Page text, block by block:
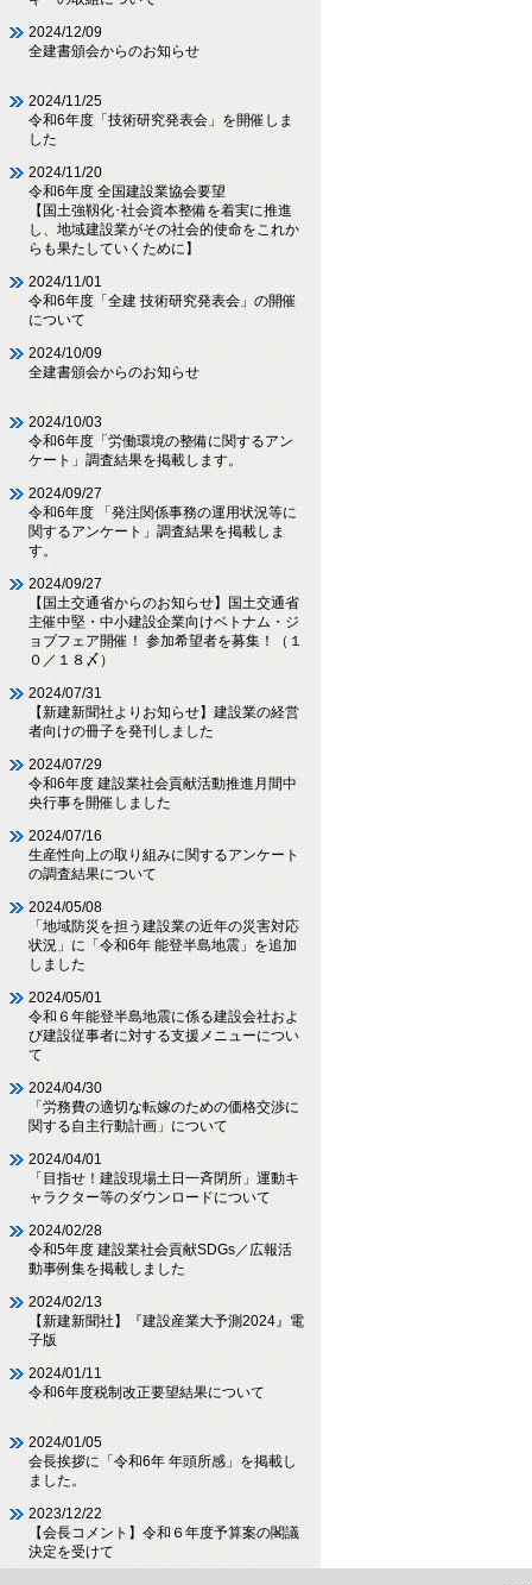
2024/12/09
全建書頒会からのお知らせ
2024/11/25
令和6年度「技術研究発表会」を開催しま
した
2024/11/20
令和6年度 全国建設業協会要望
【国土強靱化･社会資本整備を着実に推進
し、地域建設業がその社会的使命をこれか
らも果たしていくために】
2024/11/01
令和6年度「全建 技術研究発表会」の開催
について
2024/10/09
全建書頒会からのお知らせ
2024/10/03
令和6年度「労働環境の整備に関するアン
ケート」調査結果を掲載します。
2024/09/27
令和6年度 「発注関係事務の運用状況等に
関するアンケート」調査結果を掲載しま
す。
2024/09/27
【国土交通省からのお知らせ】国土交通省
主催中堅・中小建設企業向けベトナム・ジ
ョブフェア開催！ 参加希望者を募集！（１
０／１８〆）
2024/07/31
【新建新聞社よりお知らせ】建設業の経営
者向けの冊子を発刊しました
2024/07/29
令和6年度 建設業社会貢献活動推進月間中
央行事を開催しました
2024/07/16
生産性向上の取り組みに関するアンケート
の調査結果について
2024/05/08
「地域防災を担う建設業の近年の災害対応
状況」に「令和6年 能登半島地震」を追加
しました
2024/05/01
令和６年能登半島地震に係る建設会社およ
び建設従事者に対する支援メニューについ
て
2024/04/30
「労務費の適切な転嫁のための価格交渉に
関する自主行動計画」について
2024/04/01
「目指せ！建設現場土日一斉閉所」運動キ
ャラクター等のダウンロードについて
2024/02/28
令和5年度 建設業社会貢献SDGs／広報活
動事例集を掲載しました
2024/02/13
【新建新聞社】『建設産業大予測2024』電
子版
2024/01/11
令和6年度税制改正要望結果について
2024/01/05
会長挨拶に「令和6年 年頭所感」を掲載し
ました。
2023/12/22
【会長コメント】令和６年度予算案の閣議
決定を受けて